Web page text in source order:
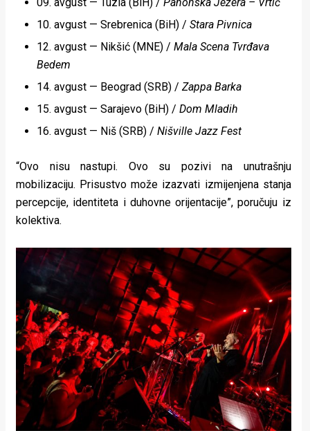
10. avgust — Srebrenica (BiH) / Stara Pivnica
12. avgust — Nikšić (MNE) / Mala Scena Tvrđava
Bedem
14. avgust — Beograd (SRB) / Zappa Barka
15. avgust — Sarajevo (BiH) / Dom Mladih
16. avgust — Niš (SRB) / Nišville Jazz Fest
“Ovo nisu nastupi. Ovo su pozivi na unutrašnju
mobilizaciju. Prisustvo može izazvati izmijenjena stanja
percepcije, identiteta i duhovne orijentacije”, poručuju iz
kolektiva.